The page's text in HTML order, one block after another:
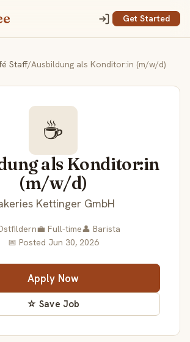
Get Started
Staff/Ausbildung als Konditor:in (m/w/d)
☕
als Konditor:in
(m/w/d)
Kettinger GmbH
💼 Full-time👤 Barista
📅 Posted Jun 30, 2026
Apply Now
☆ Save Job